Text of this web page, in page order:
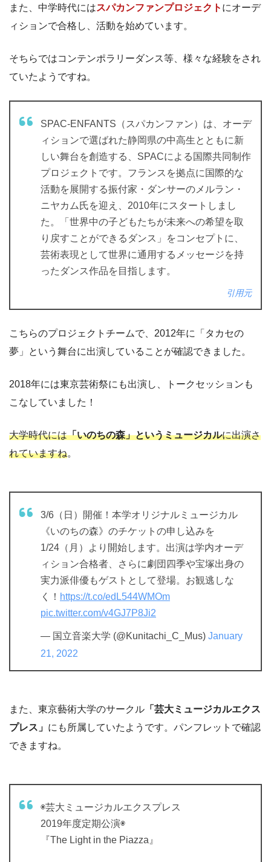
また、中学時代にはスパカンファンプロジェクト にオーデ
ィションで合格し、活動を始めています。
そちらではコンテンポラリーダンス等、様々な経験をされ
ていたようですね。
SPAC-ENFANTS（スパカンファン）は、オーデ
ィションで選ばれた静岡県の中高生とともに新
しい舞台を創造する、SPACによる国際共同制作
プロジェクトです。フランスを拠点に国際的な
活動を展開する振付家・ダンサーのメルラン・
ニヤカム氏を迎え、2010年にスタートしまし
た。「世界中の子どもたちが未来への希望を取
り戻すことができるダンス」をコンセプトに、
芸術表現として世界に通用するメッセージを持
ったダンス作品を目指します。
引用元
こちらのプロジェクトチームで、2012年に「タカセの
夢」という舞台に出演していることが確認できました。
2018年には東京芸術祭にも出演し、トークセッションも
こなしていました！
大学時代には「いのちの森」というミュージカルに出演さ
れていますね。
3/6（日）開催！本学オリジナルミュージカル
《いのちの森》のチケットの申し込みを
1/24（月）より開始します。出演は学内オーデ
ィション合格者、さらに劇団四季や宝塚出身の
実力派俳優もゲストとして登場。お観逃しな
く！ https://t.co/edL544WMOm
pic.twitter.com/v4GJ7P8Ji2
— 国立音楽大学 (@Kunitachi_C_Mus) January
21, 2022
また、東京藝術大学のサークル 「芸大ミュージカルエクス
プレス」 にも所属していたようです。パンフレットで確認
できますね。
◉芸大ミュージカルエクスプレス
2019年度定期公演◉
『The Light in the Piazza』